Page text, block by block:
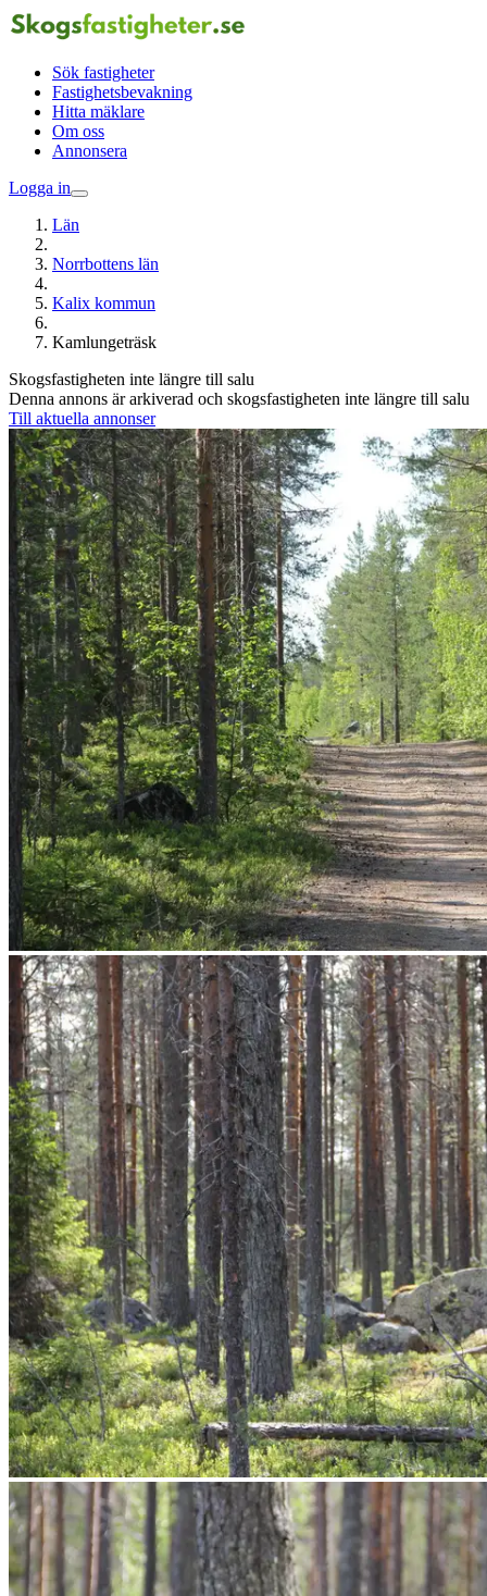
Sök fastigheter
Fastighetsbevakning
Hitta mäklare
Om oss
Annonsera
Logga in
Län
Norrbottens län
Kalix kommun
Kamlungeträsk
Skogsfastigheten inte längre till salu
Denna annons är arkiverad och skogsfastigheten inte längre till salu
Till aktuella annonser